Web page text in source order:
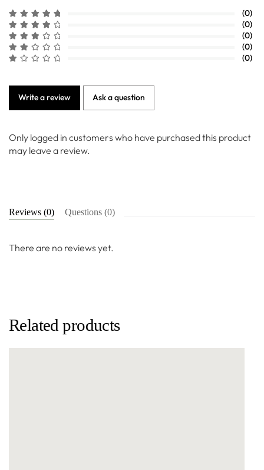
(0)
(0)
(0)
(0)
(0)
Write a review Ask a question
Only logged in customers who have purchased this product
may leave a review.
Reviews (0) Questions (0)
There are no reviews yet.
Related products